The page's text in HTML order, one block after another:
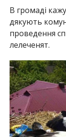
В громаді
дякують
проведення
лелеченят.